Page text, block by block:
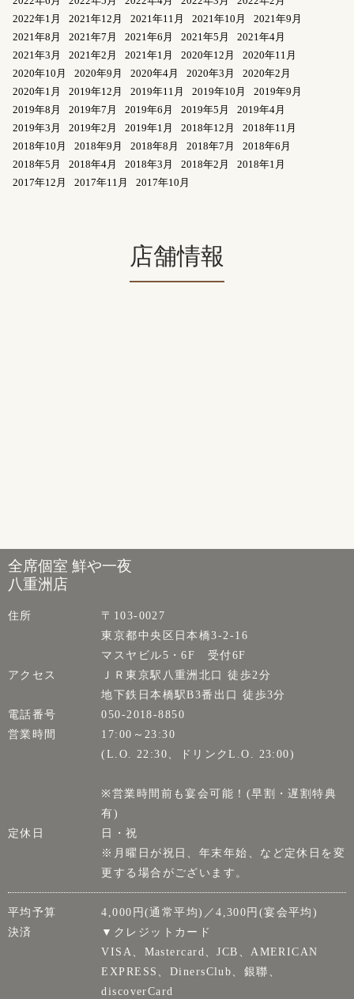
2022年1月
2021年12月 2021年11月 2021年10月
2021年9月
2021年8月
2021年7月 2021年6月 2021年5月
2021年4月
2021年3月
2021年2月 2021年1月 2020年12月
2020年11月
2020年10月
2020年9月 2020年4月 2020年3月
2020年2月
2020年1月
2019年12月 2019年11月 2019年10月
2019年9月
2019年8月
2019年7月 2019年6月 2019年5月
2019年4月
2019年3月
2019年2月 2019年1月 2018年12月
2018年11月
2018年10月
2018年9月 2018年8月 2018年7月
2018年6月
2018年5月
2018年4月 2018年3月 2018年2月
2018年1月
2017年12月
2017年11月 2017年10月
店舗情報
全席個室 鮮や一夜
八重洲店
住所
〒103-0027
東京都中央区日本橋3-2-16
マスヤビル5・6F 受付6F
アクセス
ＪＲ東京駅八重洲北口 徒歩2分
地下鉄日本橋駅B3番出口 徒歩3分
電話番号
050-2018-8850
営業時間
17:00～23:30
(L.O. 22:30、ドリンクL.O. 23:00)
※営業時間前も宴会可能！(早割・遅割特典
有)
定休日
日・祝
※月曜日が祝日、年末年始、など定休日を変
更する場合がございます。
平均予算
4,000円(通常平均)／4,300円(宴会平均)
決済
▼クレジットカード
VISA、Mastercard、JCB、AMERICAN
EXPRESS、DinersClub、銀聯、
discoverCard